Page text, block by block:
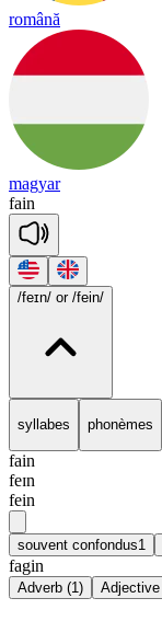
română
magyar
fain
/feɪn/ or /fein/
syllabes phonèmes
fain
feɪn
fein
souvent confondus1
fagin
Adverb (1) Adjective